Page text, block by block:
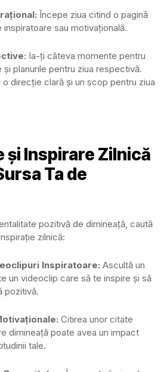
Începe ziua citind o pagină
sau motivațională.
Ia-ți câteva momente pentru
planurile pentru ziua respectivă.
direcție clară și un scop pentru ziua
și Inspirare Zilnică
Ta de
pozitivă de dimineață, caută
zilnică:
Inspiratoare: Ascultă un
un videoclip care să te inspire și să
pozitivă.
Citirea unor citate
dimineață poate avea un impact
tale.